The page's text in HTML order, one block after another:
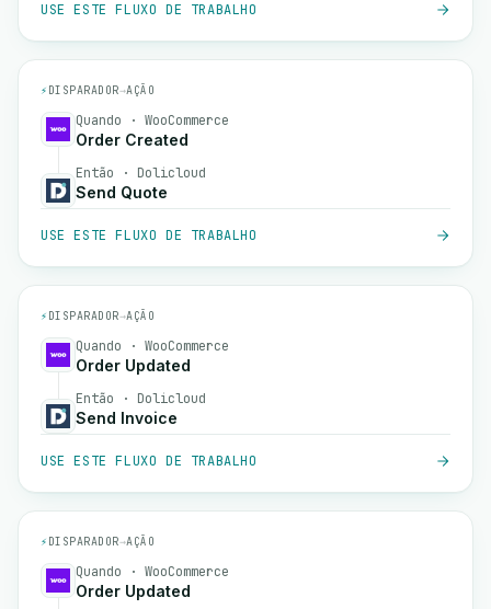
USE ESTE FLUXO DE TRABALHO
⚡ DISPARADOR→AÇÃO
Quando · WooCommerce
Order Created
Então · Dolicloud
Send Quote
USE ESTE FLUXO DE TRABALHO
⚡ DISPARADOR→AÇÃO
Quando · WooCommerce
Order Updated
Então · Dolicloud
Send Invoice
USE ESTE FLUXO DE TRABALHO
⚡ DISPARADOR→AÇÃO
Quando · WooCommerce
Order Updated